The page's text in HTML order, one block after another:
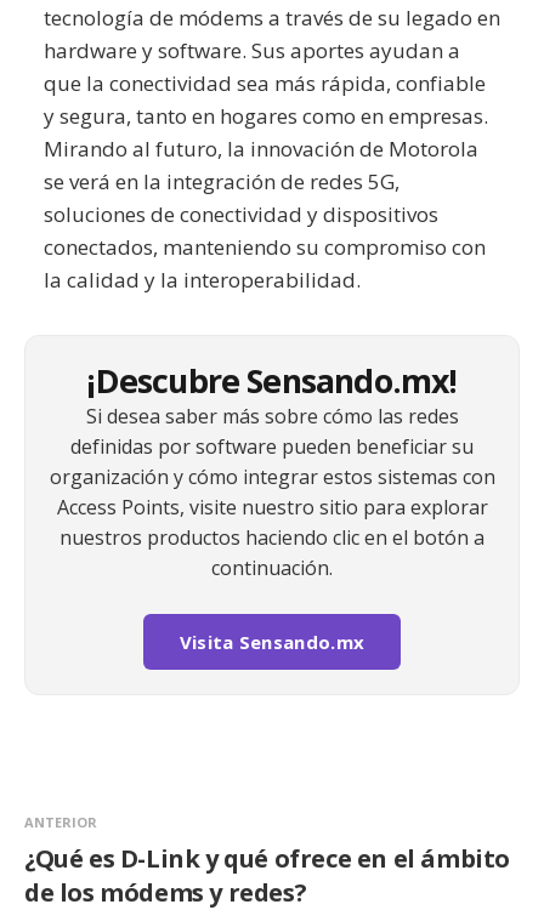
tecnología de módems a través de su legado en
hardware y software. Sus aportes ayudan a
que la conectividad sea más rápida, confiable
y segura, tanto en hogares como en empresas.
Mirando al futuro, la innovación de Motorola
se verá en la integración de redes 5G,
soluciones de conectividad y dispositivos
conectados, manteniendo su compromiso con
la calidad y la interoperabilidad.
¡Descubre Sensando.mx!
Si desea saber más sobre cómo las redes
definidas por software pueden beneficiar su
organización y cómo integrar estos sistemas con
Access Points, visite nuestro sitio para explorar
nuestros productos haciendo clic en el botón a
continuación.
Visita Sensando.mx
ANTERIOR
¿Qué es D-Link y qué ofrece en el ámbito
de los módems y redes?